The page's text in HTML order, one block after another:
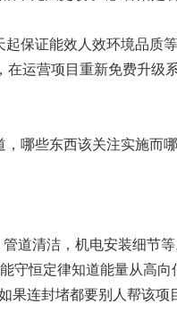
保证能效人效环境品质
运营项目重新免费升级
哪些东西该关注实施而哪
道清洁，机电安装细节
守恒定律知道能量从高
果连封堵都要别人帮该项